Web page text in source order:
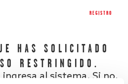
REGISTRO
HAS SOLICITADO
RESTRINGIDO.
ingresa al sistema. Si no,